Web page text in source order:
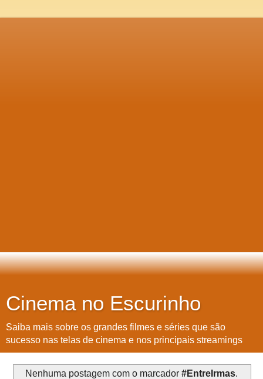
Cinema no Escurinho
Saiba mais sobre os grandes filmes e séries que são
sucesso nas telas de cinema e nos principais streamings
Nenhuma postagem com o marcador #EntreIrmas.